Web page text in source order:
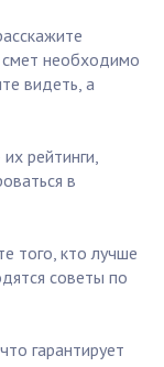
необходимо
видеть, а
рейтинги,
в
того, кто лучше
советы по
гарантирует